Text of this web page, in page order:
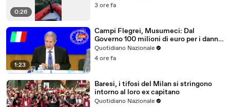
0:26
3 ore fa
1:23
Campi Flegrei, Musumeci: Dal
Governo 100 milioni di euro per i danni
del sisma
Quotidiano Nazionale
4 ore fa
Baresi, i tifosi del Milan si stringono
intorno al loro ex capitano
Quotidiano Nazionale